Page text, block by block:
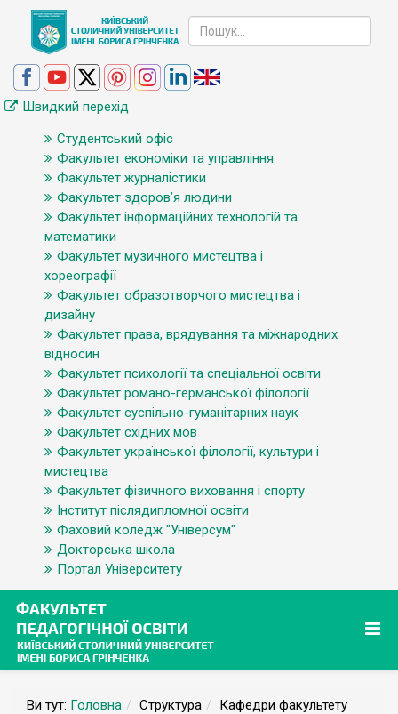
Швидкий перехід
Студентський офіс
Факультет економіки та управління
Факультет журналістики
Факультет здоров’я людини
Факультет інформаційних технологій та
математики
Факультет музичного мистецтва і
хореографії
Факультет образотворчого мистецтва і
дизайну
Факультет права, врядування та міжнародних
відносин
Факультет психології та спеціальної освіти
Факультет романо-германської філології
Факультет суспільно-гуманітарних наук
Факультет східних мов
Факультет української філології, культури і
мистецтва
Факультет фізичного виховання і спорту
Інститут післядипломної освіти
Фаховий коледж "Універсум"
Докторська школа
Портал Університету
Ви тут: Головна Структура
Кафедри факультету